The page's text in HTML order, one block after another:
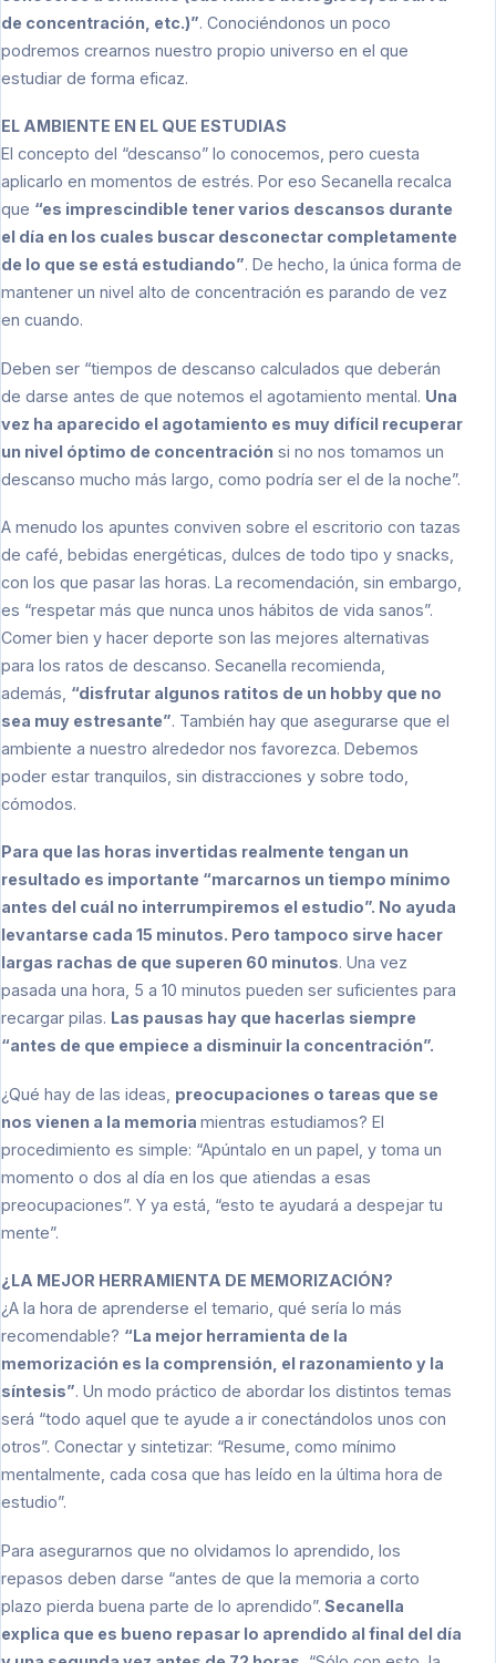
de concentración, etc.)”. Conociéndonos un poco
podremos crearnos nuestro propio universo en el que
estudiar de forma eficaz.
EL AMBIENTE EN EL QUE ESTUDIAS
El concepto del “descanso” lo conocemos, pero cuesta
aplicarlo en momentos de estrés. Por eso Secanella recalca
que “es imprescindible tener varios descansos durante
el día en los cuales buscar desconectar completamente
de lo que se está estudiando”. De hecho, la única forma de
mantener un nivel alto de concentración es parando de vez
en cuando.
Deben ser “tiempos de descanso calculados que deberán
de darse antes de que notemos el agotamiento mental. Una
vez ha aparecido el agotamiento es muy difícil recuperar
un nivel óptimo de concentración si no nos tomamos un
descanso mucho más largo, como podría ser el de la noche”.
A menudo los apuntes conviven sobre el escritorio con tazas
de café, bebidas energéticas, dulces de todo tipo y snacks,
con los que pasar las horas. La recomendación, sin embargo,
es “respetar más que nunca unos hábitos de vida sanos”.
Comer bien y hacer deporte son las mejores alternativas
para los ratos de descanso. Secanella recomienda,
además, “disfrutar algunos ratitos de un hobby que no
sea muy estresante”. También hay que asegurarse que el
ambiente a nuestro alrededor nos favorezca. Debemos
poder estar tranquilos, sin distracciones y sobre todo,
cómodos.
Para que las horas invertidas realmente tengan un
resultado es importante “marcarnos un tiempo mínimo
antes del cuál no interrumpiremos el estudio”. No ayuda
levantarse cada 15 minutos. Pero tampoco sirve hacer
largas rachas de que superen 60 minutos. Una vez
pasada una hora, 5 a 10 minutos pueden ser suficientes para
recargar pilas. Las pausas hay que hacerlas siempre
“antes de que empiece a disminuir la concentración”.
¿Qué hay de las ideas, preocupaciones o tareas que se
nos vienen a la memoria mientras estudiamos? El
procedimiento es simple: “Apúntalo en un papel, y toma un
momento o dos al día en los que atiendas a esas
preocupaciones”. Y ya está, “esto te ayudará a despejar tu
mente”.
¿LA MEJOR HERRAMIENTA DE MEMORIZACIÓN?
¿A la hora de aprenderse el temario, qué sería lo más
recomendable? “La mejor herramienta de la
memorización es la comprensión, el razonamiento y la
síntesis”. Un modo práctico de abordar los distintos temas
será “todo aquel que te ayude a ir conectándolos unos con
otros”. Conectar y sintetizar: “Resume, como mínimo
mentalmente, cada cosa que has leído en la última hora de
estudio”.
Para asegurarnos que no olvidamos lo aprendido, los
repasos deben darse “antes de que la memoria a corto
plazo pierda buena parte de lo aprendido”. Secanella
explica que es bueno repasar lo aprendido al final del día